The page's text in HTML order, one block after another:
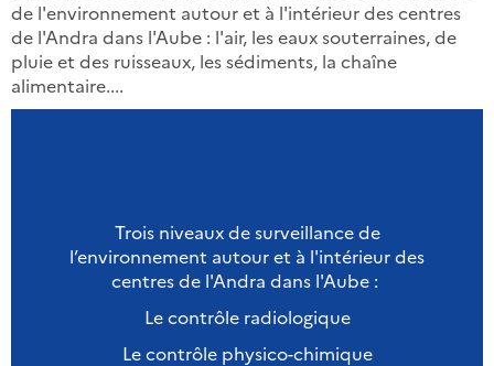
de l'environnement autour et à l'intérieur des centres
de l'Andra dans l'Aube : l'air, les eaux souterraines, de
pluie et des ruisseaux, les sédiments, la chaîne
alimentaire....
Trois niveaux de surveillance de
l’environnement autour et à l'intérieur des
centres de l'Andra dans l'Aube :
Le contrôle radiologique
Le contrôle physico-chimique